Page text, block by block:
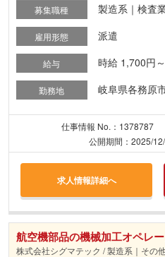
募集職種 製造系｜検査
雇用形態 派遣
給与 時給 1,700円
勤務地 岐阜県各務原
仕事情報 No.：1378787
公開期間：2025/
求人情報詳細へ
航空機部品の機械加工オペレ
株式会社シグマテック / 製造系｜その